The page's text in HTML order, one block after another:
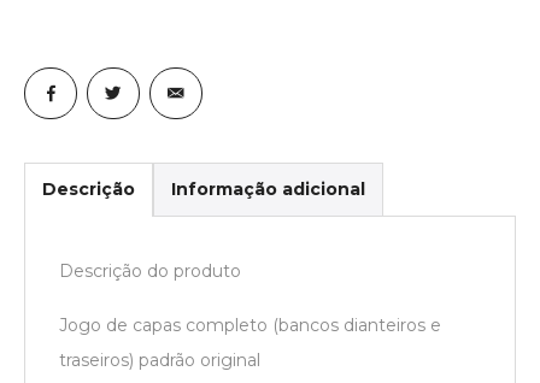
Descrição Informação adicional
Descrição do produto
Jogo de capas completo (bancos dianteiros e
traseiros) padrão original